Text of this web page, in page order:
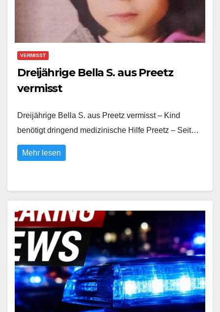
VERMISST
Dreijährige Bella S. aus Preetz
vermisst
Dreijährige Bella S. aus Preetz vermisst – Kind
benötigt dringend medizinische Hilfe Preetz – Seit…
Mehr lesen